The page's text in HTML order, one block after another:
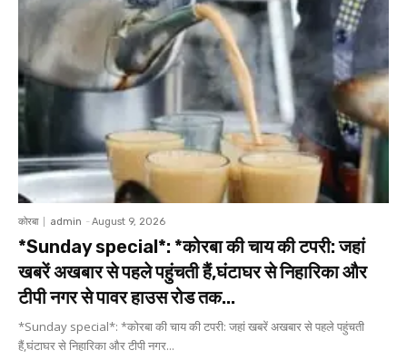
कोरबा admin - August 9, 2026
*Sunday special*: *कोरबा की चाय की टपरी: जहां
खबरें अखबार से पहले पहुंचती हैं,घंटाघर से निहारिका और
टीपी नगर से पावर हाउस रोड तक...
*Sunday special*: *कोरबा की चाय की टपरी: जहां खबरें अखबार से पहले पहुंचती
हैं,घंटाघर से निहारिका और टीपी नगर...